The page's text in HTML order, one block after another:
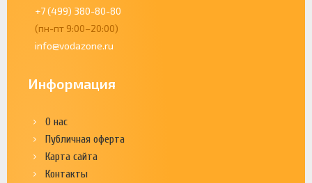
+7 (499) 380-80-80
(пн-пт 9:00–20:00)
info@vodazone.ru
Информация
О нас
Публичная оферта
Карта сайта
Контакты